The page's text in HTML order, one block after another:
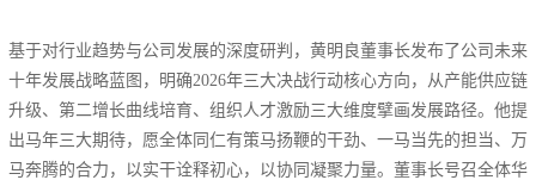
基于对行业趋势与公司发展的深度研判，黄明良董事长发布了公司未来
十年发展战略蓝图，明确2026年三大决战行动核心方向，从产能供应链
升级、第二增长曲线培育、组织人才激励三大维度擘画发展路径。他提
出马年三大期待，愿全体同仁有策马扬鞭的干劲、一马当先的担当、万
马奔腾的合力，以实干诠释初心，以协同凝聚力量。董事长号召全体华